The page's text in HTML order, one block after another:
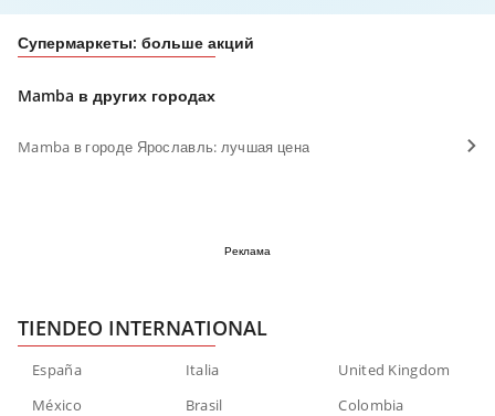
Супермаркеты: больше акций
Mamba в других городах
Mamba в городе Ярославль: лучшая цена
Реклама
TIENDEO INTERNATIONAL
España Italia
United Kingdom
México
Brasil
Colombia